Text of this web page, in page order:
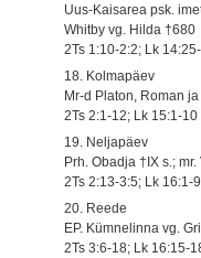
Uus-Kaisarea psk.
Whitby vg. Hilda †680
2Ts 1:10-2:2; Lk
18. Kolmapäev
Mr-d Platon, Roman
2Ts 2:1-12; Lk 15:1-10
19. Neljapäev
Prh. Obadja †IX s.;
2Ts 2:13-3:5; Lk 16:1-9
20. Reede
EP. Kümnelinna vg.
2Ts 3:6-18; Lk 16:15-